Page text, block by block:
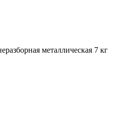
металлическая 7 кг